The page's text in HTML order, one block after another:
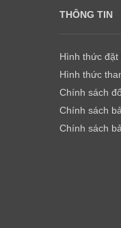
THÔNG TIN
Hình thức đặt
Hình thức
Chính sách
Chính sách
Chính sách